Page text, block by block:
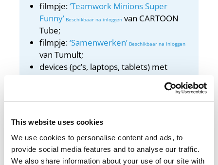
This website uses cookies
We use cookies to personalise content and ads, to
provide social media features and to analyse our traffic.
We also share information about your use of our site with
filmpje:‘Teamwork Minions Super
Funny’
van CARTOON
Tube;
filmpje:‘Samenwerken’
van Tumult;
devices (pc’s, laptops, tablets) met
optioneel: post-its.
Bekijk de docentenhandleiding